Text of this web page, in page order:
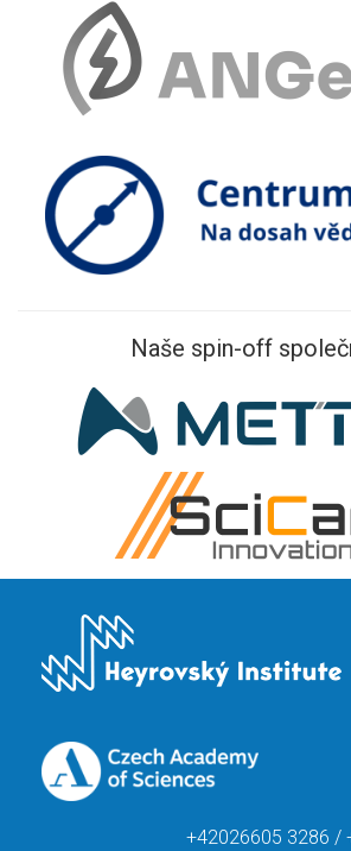
Naše spin-off
+42026605 3286 /